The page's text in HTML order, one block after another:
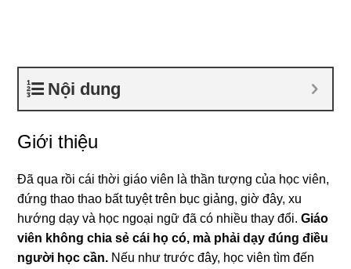
Nội dung
Giới thiệu
Đã qua rồi cái thời giáo viên là thần tượng của học viên,
đứng thao thao bất tuyệt trên bục giảng, giờ đây, xu
hướng dạy và học ngoại ngữ đã có nhiều thay đổi.Giáo
viên không chia sẻ cái họ có, mà phải dạy đúng điều
người học cần. Nếu như trước đây, học viên tìm đến